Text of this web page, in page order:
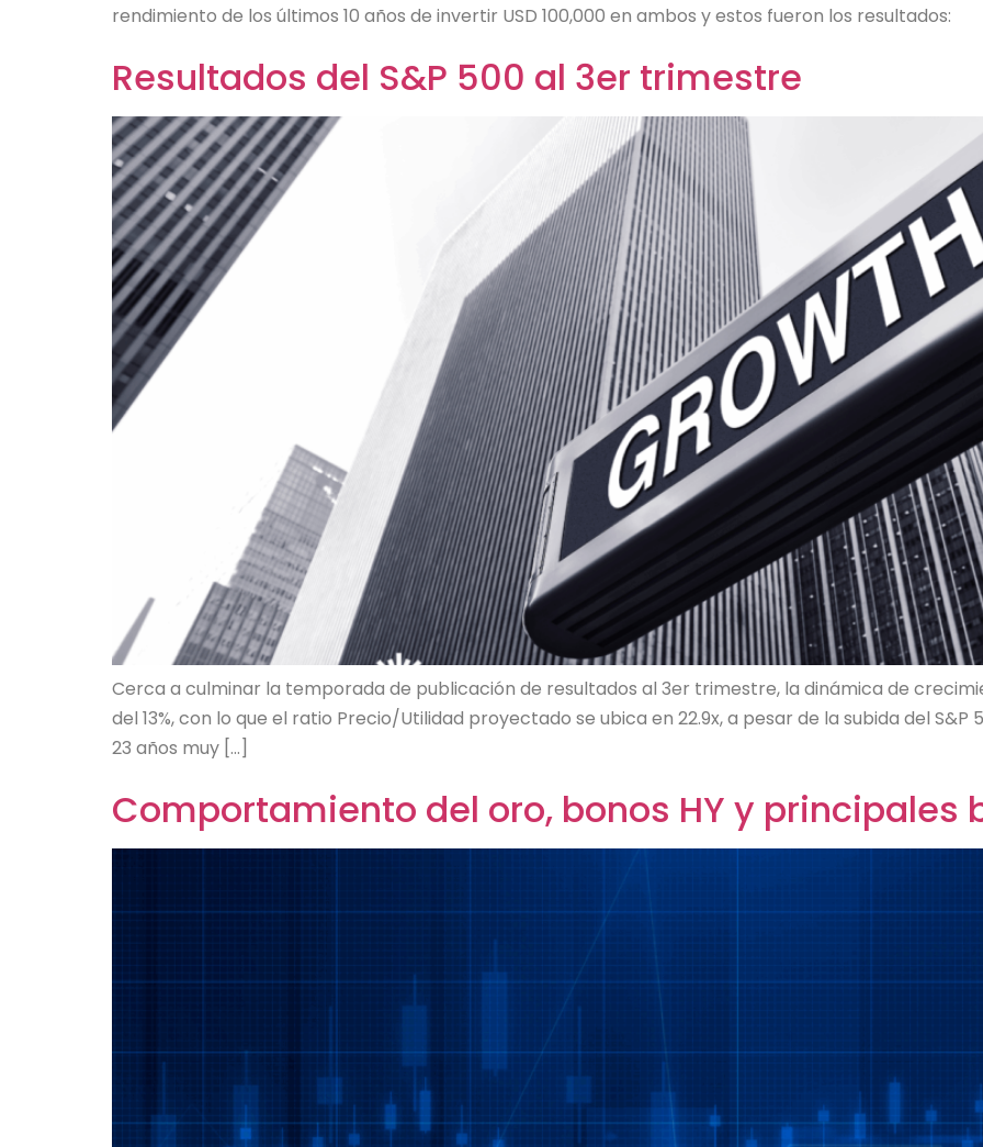
rendimiento de los últimos 10 años de invertir USD 100,000 en ambos y estos fueron los resultados:
Resultados del S&P 500 al 3er trimestre
Cerca a culminar la temporada de publicación de resultados al 3er trimestre, la dinámica de
del 13%, con lo que el ratio Precio/Utilidad proyectado se ubica en 22.9x, a pesar de la subida del
23 años muy […]
Comportamiento del oro, bonos HY y principales